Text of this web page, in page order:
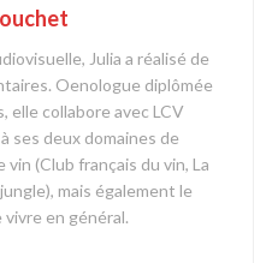
Julia a réalisé de
Oenologue diplômée
elle collabore avec LCV
ses deux domaines de
(Club français du vin, La
mais également le
vivre en général.